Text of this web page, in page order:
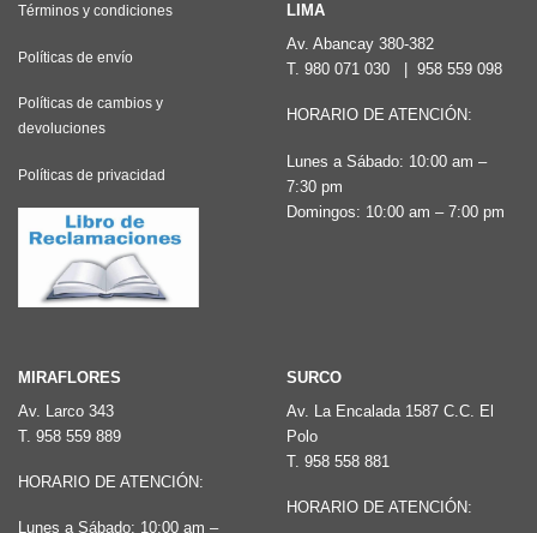
Términos y condiciones
Políticas de envío
Políticas de cambios y
devoluciones
Políticas de privacidad
LIMA
Av. Abancay 380-382
T. 980 071 030 958 559 098
HORARIO DE ATENCIÓN:
Lunes a Sábado: 10:00 am –
7:30 pm
Domingos: 10:00 am – 7:00 pm
MIRAFLORES
Av. Larco 343
T. 958 559 889
HORARIO DE ATENCIÓN:
Lunes a Sábado: 10:00 am –
SURCO
Av. La Encalada 1587 C.C. El
Polo
T. 958 558 881
HORARIO DE ATENCIÓN: